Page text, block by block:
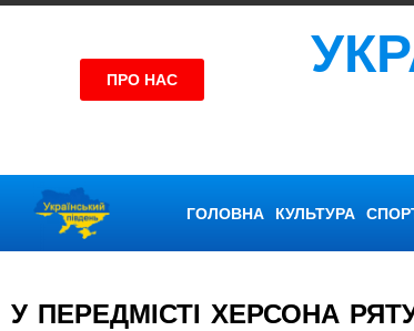
ПРО НАС
ГОЛОВНА КУЛЬТУРА
У ПЕРЕДМІСТІ ХЕРСОНА